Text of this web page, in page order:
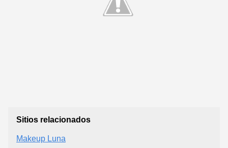
Sitios relacionados
Makeup Luna